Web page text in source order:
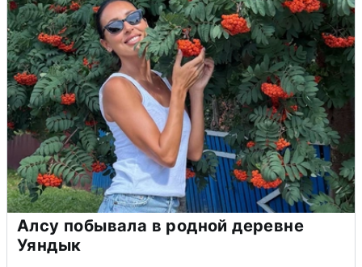
Алсу побывала в родной деревне
Уяндык